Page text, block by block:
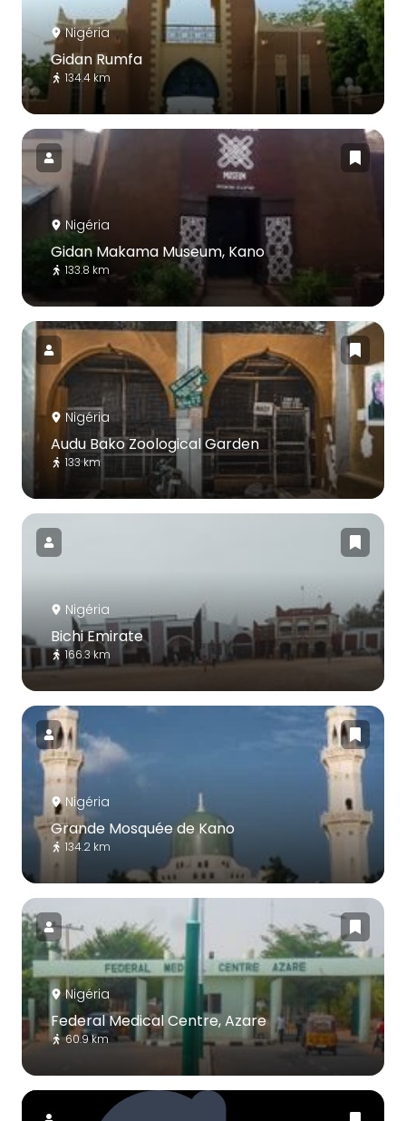
Nigéria
Gidan Rumfa
134.4 km
Nigéria
Gidan Makama Museum, Kano
133.8 km
Nigéria
Audu Bako Zoological Garden
133 km
Nigéria
Bichi Emirate
166.3 km
Nigéria
Grande Mosquée de Kano
134.2 km
Nigéria
Federal Medical Centre, Azare
60.9 km